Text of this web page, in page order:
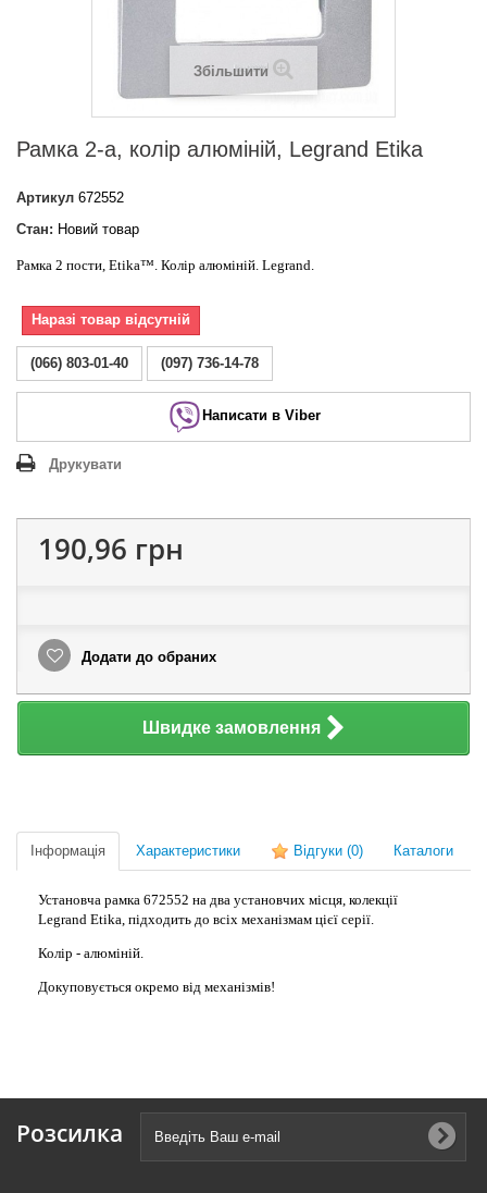
Збільшити
Рамка 2-а, колір алюміній, Legrand Etika
Артикул 672552
Стан: Новий товар
Рамка 2 пости, Etika™. Колір алюміній. Legrand.
Наразі товар відсутній
(066) 803-01-40 (097) 736-14-78
Написати в Viber
Друкувати
190,96 грн
Додати до обраних
Швидке замовлення
Інформація Характеристики Відгуки (0) Каталоги
Установча рамка 672552 на два установчих місця, колекції
Legrand Etika, підходить до всіх механізмам цієї серії.
Колір - алюміній.
Докуповується окремо від механізмів!
Розсилка